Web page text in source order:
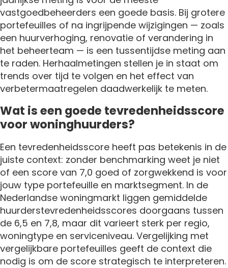
vastgoedbeheerders een goede basis. Bij grotere
portefeuilles of na ingrijpende wijzigingen — zoals
een huurverhoging, renovatie of verandering in
het beheerteam — is een tussentijdse meting aan
te raden. Herhaalmetingen stellen je in staat om
trends over tijd te volgen en het effect van
verbetermaatregelen daadwerkelijk te meten.
Wat is een goede tevredenheidsscore
voor woninghuurders?
Een tevredenheidsscore heeft pas betekenis in de
juiste context: zonder benchmarking weet je niet
of een score van 7,0 goed of zorgwekkend is voor
jouw type portefeuille en marktsegment. In de
Nederlandse woningmarkt liggen gemiddelde
huurderstevredenheidsscores doorgaans tussen
de 6,5 en 7,8, maar dit varieert sterk per regio,
woningtype en serviceniveau. Vergelijking met
vergelijkbare portefeuilles geeft de context die
nodig is om de score strategisch te interpreteren.